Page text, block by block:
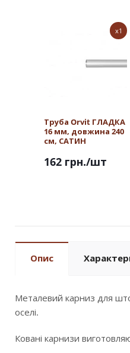
x1
Труба Orvit ГЛАДКА
16 мм, довжина 240
см, САТИН
162 грн./шт
Опис
Металевий карниз для
оселі.
Ковані карнизи